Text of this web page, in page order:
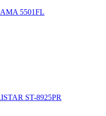
5501FL
ST-8925PR